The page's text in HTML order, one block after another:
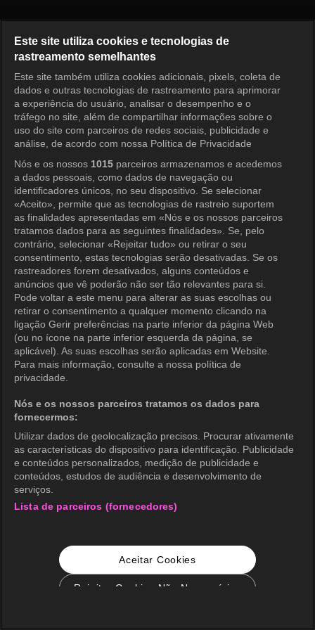
Entrar
Este site utiliza cookies e tecnologias de
rastreamento semelhantes
Este site também utiliza cookies adicionais, pixels, coleta de
dados e outras tecnologias de rastreamento para aprimorar
a experiência do usuário, analisar o desempenho e o
tráfego no site, além de compartilhar informações sobre o
uso do site com parceiros de redes sociais, publicidade e
análise, de acordo com nossa Política de Privacidade
Nós e os nossos 1015 parceiros armazenamos e acedemos
a dados pessoais, como dados de navegação ou
identificadores únicos, no seu dispositivo. Se selecionar
«Aceito», permite que as tecnologias de rastreio suportem
as finalidades apresentadas em «Nós e os nossos parceiros
tratamos dados para as seguintes finalidades». Se, pelo
contrário, selecionar «Rejeitar tudo» ou retirar o seu
consentimento, estas tecnologias serão desativadas. Se os
rastreadores forem desativados, alguns conteúdos e
anúncios que vê poderão não ser tão relevantes para si.
Pode voltar a este menu para alterar as suas escolhas ou
retirar o consentimento a qualquer momento clicando na
ligação Gerir preferências na parte inferior da página Web
(ou no ícone na parte inferior esquerda da página, se
aplicável). As suas escolhas serão aplicadas em Website.
Para mais informação, consulte a nossa política de
privacidade.
Nós e os nossos parceiros tratamos os dados para
fornecermos:
Utilizar dados de geolocalização precisos. Procurar ativamente
as características do dispositivo para identificação. Publicidade
e conteúdos personalizados, medição de publicidade e
conteúdos, estudos de audiência e desenvolvimento de
serviços.
Lista de parceiros (fornecedores)
Aceitar Cookies
Rejeitar Cookies Não Necessários